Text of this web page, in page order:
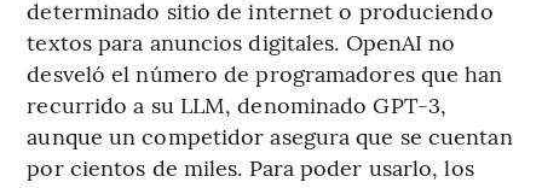
determinado sitio de internet o produciendo
textos para anuncios digitales. OpenAI no
desveló el número de programadores que han
recurrido a su LLM, denominado GPT-3,
aunque un competidor asegura que se cuentan
por cientos de miles. Para poder usarlo, los